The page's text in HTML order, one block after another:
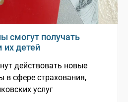
смогут получать
их детей
действовать новые
в сфере страхования,
услуг